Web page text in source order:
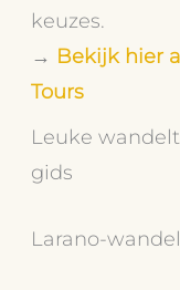
keuzes.
→ Bekijk hier
Tours
Leuke
gids
Larano-